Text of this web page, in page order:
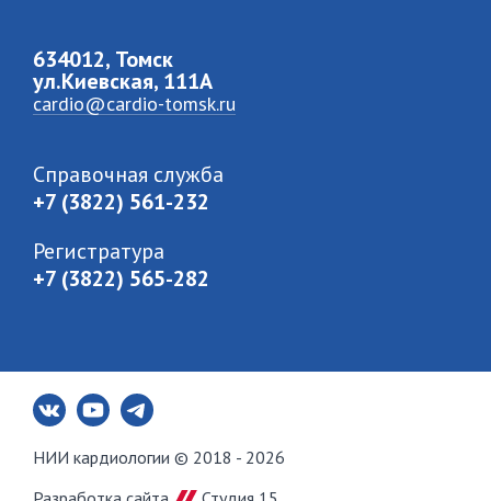
634012, Томск
ул.Киевская, 111A
cardio@cardio-tomsk.ru
Справочная служба
+7 (3822) 561-232
Регистратура
+7 (3822) 565-282
НИИ кардиологии © 2018 - 2026